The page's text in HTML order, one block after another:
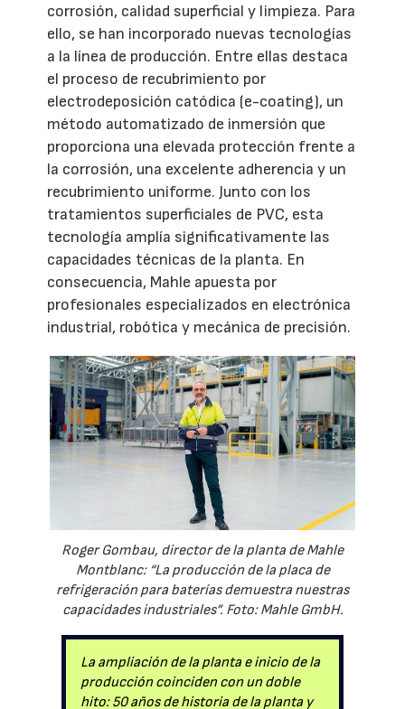
corrosión, calidad superficial y limpieza. Para
ello, se han incorporado nuevas tecnologías
a la línea de producción. Entre ellas destaca
el proceso de recubrimiento por
electrodeposición catódica (e-coating), un
método automatizado de inmersión que
proporciona una elevada protección frente a
la corrosión, una excelente adherencia y un
recubrimiento uniforme. Junto con los
tratamientos superficiales de PVC, esta
tecnología amplía significativamente las
capacidades técnicas de la planta. En
consecuencia, Mahle apuesta por
profesionales especializados en electrónica
industrial, robótica y mecánica de precisión.
Roger Gombau, director de la planta de Mahle
Montblanc: “La producción de la placa de
refrigeración para baterías demuestra nuestras
capacidades industriales”. Foto: Mahle GmbH.
La ampliación de la planta e inicio de la
producción coinciden con un doble
hito: 50 años de historia de la planta y